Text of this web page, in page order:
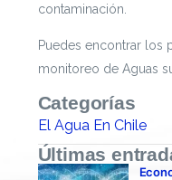
contaminación.
Puedes encontrar los
monitoreo de Aguas
Categorías
El Agua En Chile
Últimas